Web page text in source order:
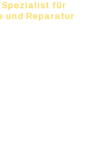
Spezialist für
und Reparatur